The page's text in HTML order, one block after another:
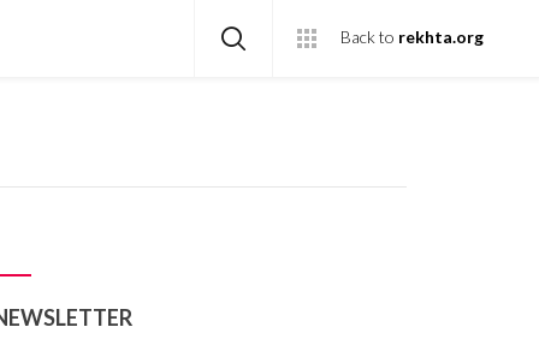
Back to rekhta.org